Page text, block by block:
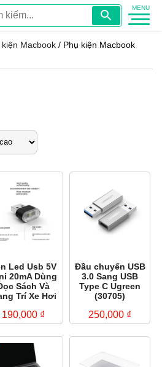
kiện Macbook / Phụ kiện Macbook
Led Usb 5V
20mA Dùng
Sách Và
Trí Xe Hơi
190,000 ₫
Đầu chuyển USB
3.0 Sang USB
Type C Ugreen
(30705)
250,000 ₫